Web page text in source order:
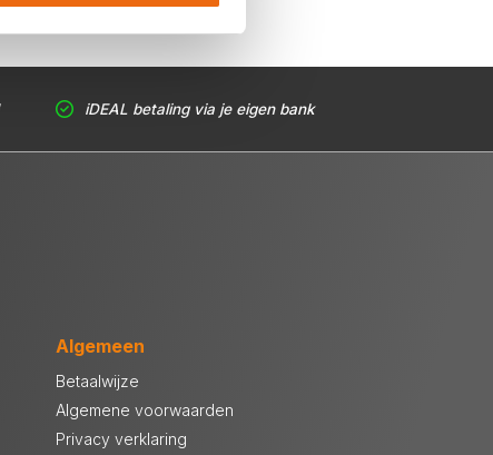
iDEAL betaling via je eigen bank
Algemeen
Betaalwijze
Algemene voorwaarden
Privacy verklaring